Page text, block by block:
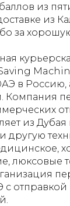
из
из
за
в Россию,
Компания
из Дубая
другую
люксовые
с